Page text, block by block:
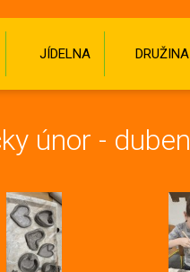
JÍDELNA DRUŽINA
únor - duben